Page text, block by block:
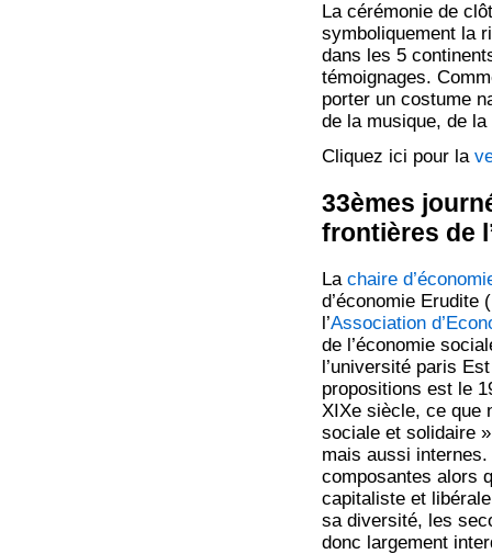
La cérémonie de
symboliquement la
dans les 5
témoignages.
porter un costume
de la musique, de
Cliquez ici pour la
33èmes
frontières de
Lachaire
d’économie
l’Association
de l’économie
l’université paris
propositions est le
XIXe siècle, ce que
sociale et solidaire
mais aussi
composantes alors
capitaliste et
sa diversité, les
donc largement